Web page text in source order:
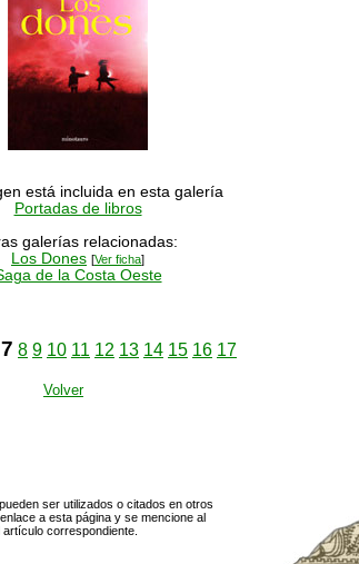
está incluida en esta galería
Portadas de libros
galerías relacionadas:
Los Dones [Ver ficha]
de la Costa Oeste
7 8 9 10 11 12 13 14 15 16 17
Volver
ser utilizados o citados en otros
a esta página y se mencione al
correspondiente.